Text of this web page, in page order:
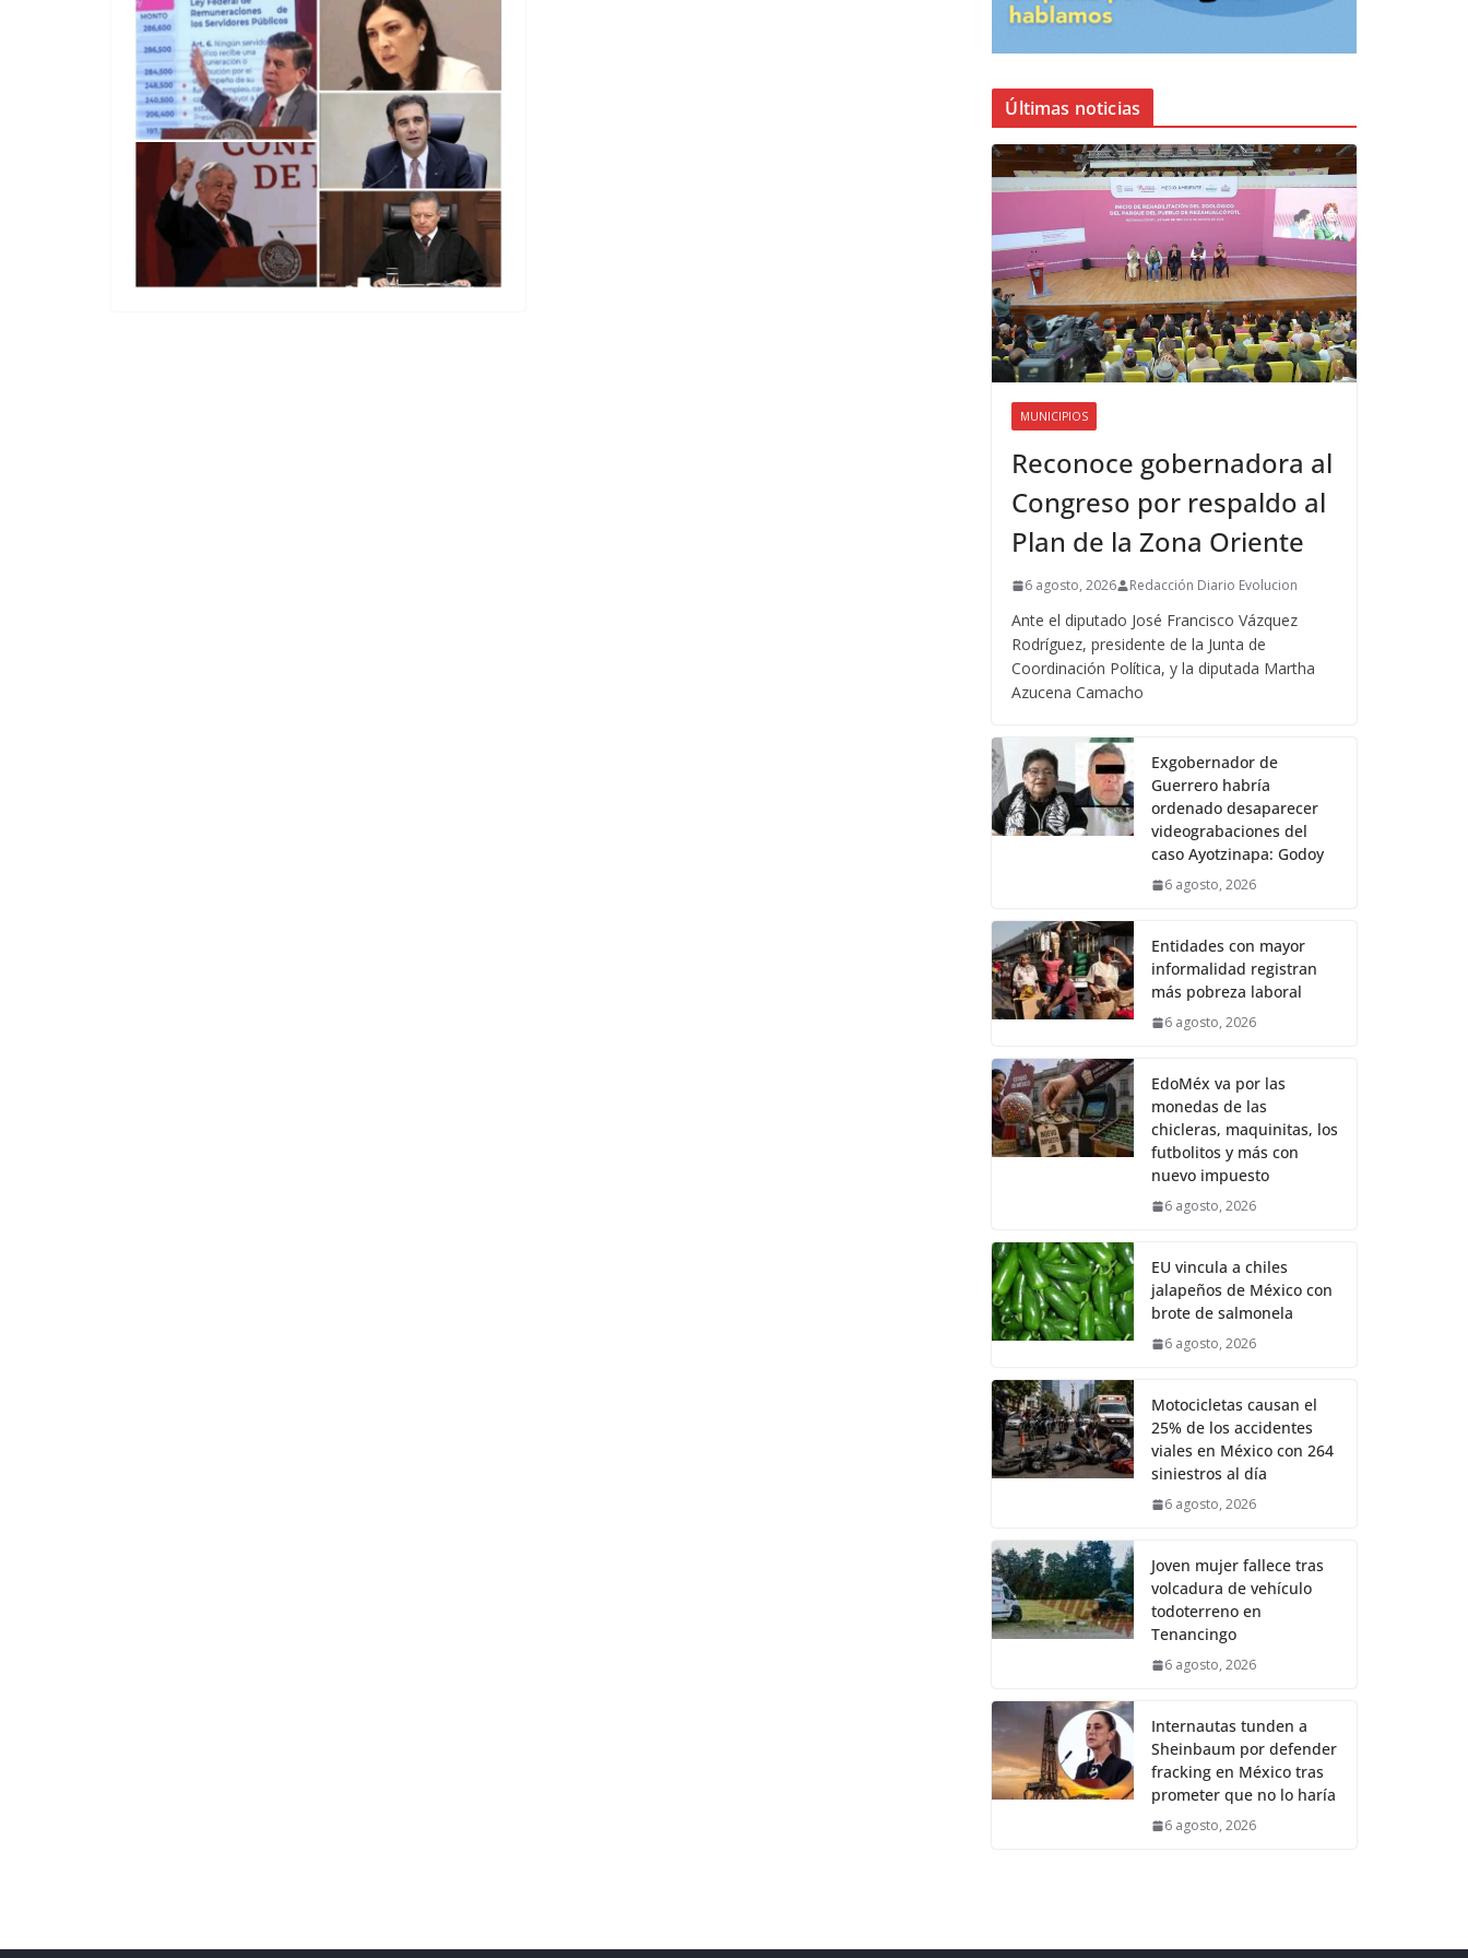
Últimas noticias
MUNICIPIOS
Reconoce gobernadora al
Congreso por respaldo al
Plan de la Zona Oriente
6 agosto, 2026 Redacción Diario Evolucion
Ante el diputado José Francisco Vázquez
Rodríguez, presidente de la Junta de
Coordinación Política, y la diputada Martha
Azucena Camacho
Exgobernador de
Guerrero habría
ordenado desaparecer
videograbaciones del
caso Ayotzinapa: Godoy
6 agosto, 2026
Entidades con mayor
informalidad registran
más pobreza laboral
6 agosto, 2026
EdoMéx va por las
monedas de las
chicleras, maquinitas, los
futbolitos y más con
nuevo impuesto
6 agosto, 2026
EU vincula a chiles
jalapeños de México con
brote de salmonela
6 agosto, 2026
Motocicletas causan el
25% de los accidentes
viales en México con 264
siniestros al día
6 agosto, 2026
Joven mujer fallece tras
volcadura de vehículo
todoterreno en
Tenancingo
6 agosto, 2026
Internautas tunden a
Sheinbaum por defender
fracking en México tras
prometer que no lo haría
6 agosto, 2026